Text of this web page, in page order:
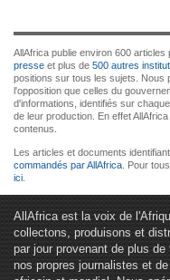
AllAfrica publie environ 600
presse et plus de 500 autres
positions sur tous les sujets. Nous
l'opposition que celles du
d'informations, identifiés sur
de leur production. En effet
contenus.
Les articles et documents
commandés par AllAfrica . Pour
ici
AllAfrica est la voix de
collectons, produisons et
par jour provenant de plus
nos propres journalistes et